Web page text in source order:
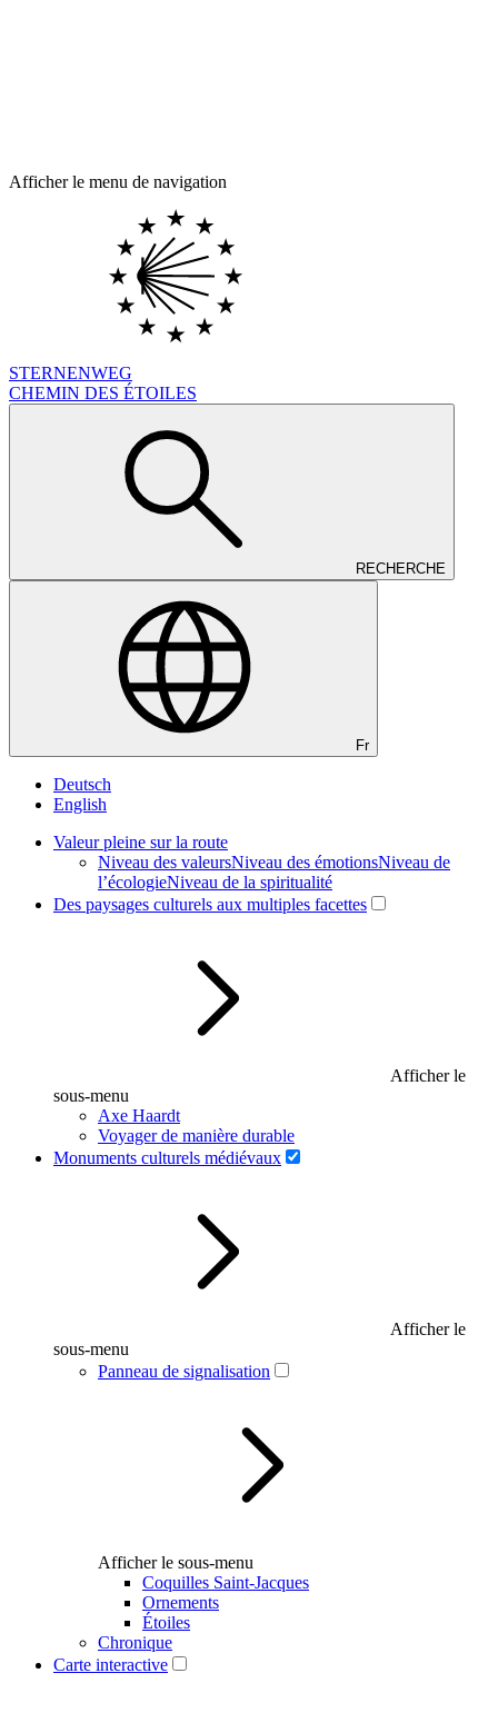
Afficher le menu de navigation
STERNENWEG
CHEMIN DES ÉTOILES
RECHERCHE
Fr
Deutsch
English
Valeur pleine sur la route
Niveau des valeursNiveau des émotionsNiveau de
l’écologieNiveau de la spiritualité
Des paysages culturels aux multiples facettes
Afficher le
sous-menu
Axe Haardt
Voyager de manière durable
Monuments culturels médiévaux
Afficher le
sous-menu
Panneau de signalisation
Afficher le sous-menu
Coquilles Saint-Jacques
Ornements
Étoiles
Chronique
Carte interactive